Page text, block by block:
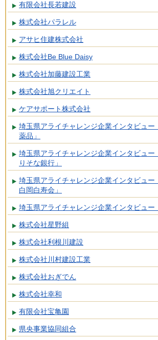
有限会社長若建設
株式会社パラレル
アサヒ住建株式会社
株式会社Be Blue Daisy
株式会社加藤建設工業
株式会社旭クリエイト
ケアサポート株式会社
埼玉県アライチャレンジ企業インタビュー
薬品」
埼玉県アライチャレンジ企業インタビュー
りそな銀行」
埼玉県アライチャレンジ企業インタビュー
白岡白寿会」
埼玉県アライチャレンジ企業インタビュー
株式会社星野組
株式会社利根川建設
株式会社川村建設工業
株式会社おぎでん
株式会社幸和
有限会社宝亀園
県央事業協同組合